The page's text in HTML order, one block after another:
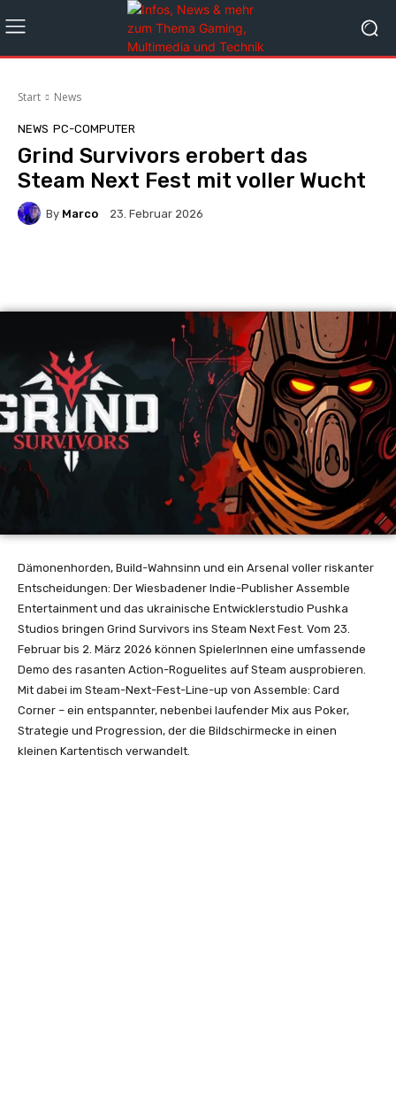
Start News
NEWS PC-COMPUTER
Grind Survivors erobert das
Steam Next Fest mit voller Wucht
By Marco 23. Februar 2026
Dämonenhorden, Build-Wahnsinn und ein Arsenal voller riskanter
Entscheidungen: Der Wiesbadener Indie-Publisher Assemble
Entertainment und das ukrainische Entwicklerstudio Pushka
Studios bringen Grind Survivors ins Steam Next Fest. Vom 23.
Februar bis 2. März 2026 können SpielerInnen eine umfassende
Demo des rasanten Action-Roguelites auf Steam ausprobieren.
Mit dabei im Steam-Next-Fest-Line-up von Assemble: Card
Corner – ein entspannter, nebenbei laufender Mix aus Poker,
Strategie und Progression, der die Bildschirmecke in einen
kleinen Kartentisch verwandelt.